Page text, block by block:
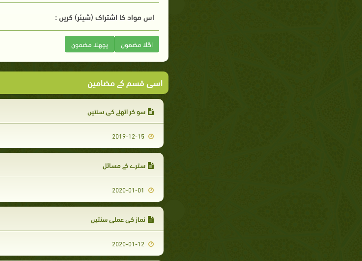
اس مواد کا اشتراک (شیئر) کریں :
پچھلا مضمون اگلا مضمون
اسی قسم کے مضامین
سو کر اٹھنے کی سنتیں
2019-12-15
سترے کے مسائل
نماز کی عملی سنتیں